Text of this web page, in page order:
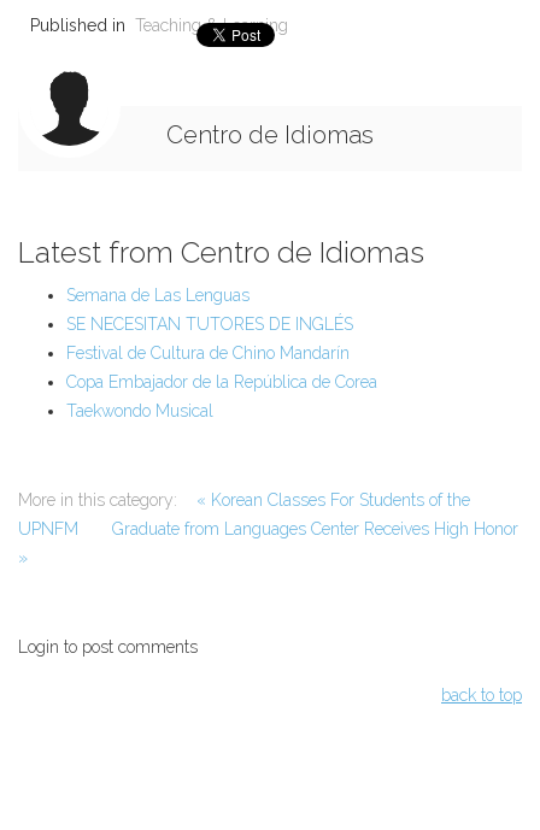
Published in Teaching & Learning
Centro de Idiomas
Latest from Centro de Idiomas
Semana de Las Lenguas
SE NECESITAN TUTORES DE INGLÉS
Festival de Cultura de Chino Mandarín
Copa Embajador de la República de Corea
Taekwondo Musical
More in this category:
« Korean Classes For Students of the
UPNFM
Graduate from Languages Center Receives High Honor
»
Login to post comments
back to top